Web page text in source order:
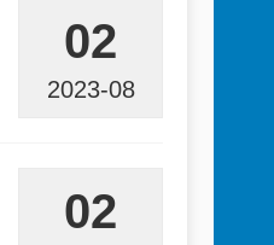
02
2023-08
02